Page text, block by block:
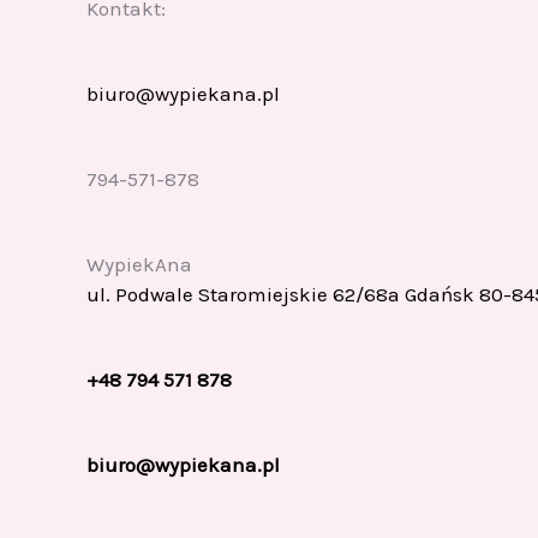
Kontakt:
biuro@wypiekana.pl
794-571-878
WypiekAna
ul. Podwale Staromiejskie 62/68a Gdańsk 80-
+48 794 571 878
biuro@wypiekana.pl